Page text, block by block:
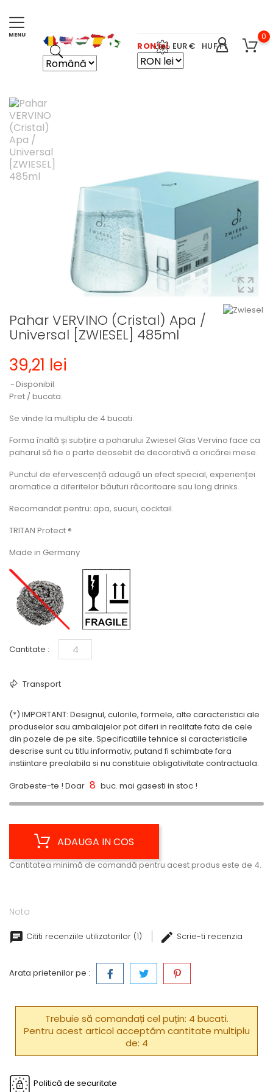
0
RON lei EUR € HUF Ft
Pahar VERVINO (Cristal) Apa /
Universal [ZWIESEL] 485ml
39,21 lei
Disponibil
Pret / bucata.
Se vinde la multiplu de 4 bucati.
Forma înaltă și subțire a paharului Zwiesel Glas Vervino face ca
paharul să fie o parte deosebit de decorativă a oricărei mese.
Punctul de efervescență adaugă un efect special, experienței
aromatice a diferitelor băuturi răcoritoare sau long drinks.
Recomandat pentru: apa, sucuri, cocktail.
TRITAN Protect ®
Made in Germany
Cantitate :
Transport
(*) IMPORTANT: Designul, culorile, formele, alte caracteristici ale
produselor sau ambalajelor pot diferi in realitate fata de cele
din pozele de pe site. Specificatiile tehnice si caracteristicile
descrise sunt cu titlu informativ, putand fi schimbate fara
instiintare prealabila si nu constituie obligativitate contractuala.
Grabeste-te ! Doar 8 buc. mai gasesti in stoc !
ADAUGA IN COS
Cantitatea minimă de comandă pentru acest produs este de 4.
Nota
Cititi recenziile utilizatorilor (1) Scrie-ti recenzia
Arata prietenilor pe :
Trebuie să comandați cel puțin: 4 bucati.
Pentru acest articol acceptăm cantitate multiplu
de: 4
Politică de securitate